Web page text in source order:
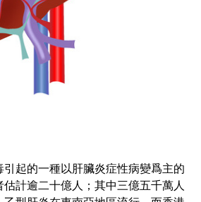
起的一種以肝臟炎症性病變爲主的
計逾二十億人；其中三億五千萬人